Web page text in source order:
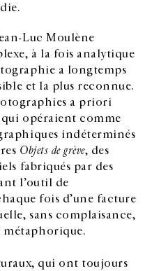
Luc Moulène
à la fois analytique
a longtemps
et la plus reconnue.
a priori
qui opéraient comme
indéterminés
Objets de grève, des
fabriqués par des
l’outil de
fois d’une facture
sans complaisance,
métaphorique.
qui ont toujours